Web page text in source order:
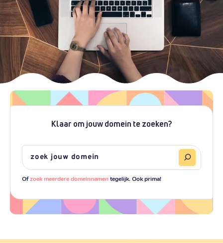
Klaar om jouw domein te zoeken?
Ofzoek meerdere domeinnamentegelijk. Ook prima!